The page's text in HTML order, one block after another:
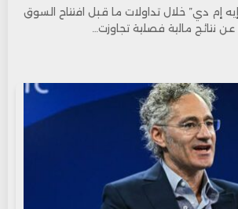
إم دي” خلال تداولات ما قبل افتتاح السوق
عن نتائج مالية فصلية تجاوزت…